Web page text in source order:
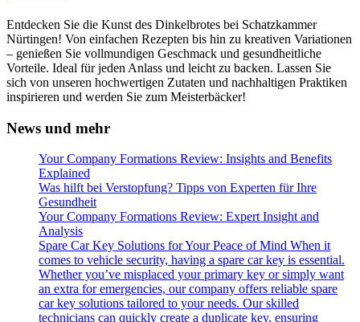
Entdecken Sie die Kunst des Dinkelbrotes bei Schatzkammer
Nürtingen! Von einfachen Rezepten bis hin zu kreativen Variationen
– genießen Sie vollmundigen Geschmack und gesundheitliche
Vorteile. Ideal für jeden Anlass und leicht zu backen. Lassen Sie
sich von unseren hochwertigen Zutaten und nachhaltigen Praktiken
inspirieren und werden Sie zum Meisterbäcker!
News und mehr
Your Company Formations Review: Insights and Benefits
Explained
Was hilft bei Verstopfung? Tipps von Experten für Ihre
Gesundheit
Your Company Formations Review: Expert Insight and
Analysis
Spare Car Key Solutions for Your Peace of Mind When it
comes to vehicle security, having a spare car key is essential.
Whether you’ve misplaced your primary key or simply want
an extra for emergencies, our company offers reliable spare
car key solutions tailored to your needs. Our skilled
technicians can quickly create a duplicate key, ensuring